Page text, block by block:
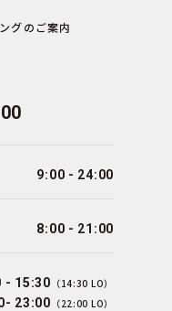
グのご案内
9:00 - 24:00
8:00 - 21:00
- 15:30 （14:30 LO）
23:00 （22:00 LO）